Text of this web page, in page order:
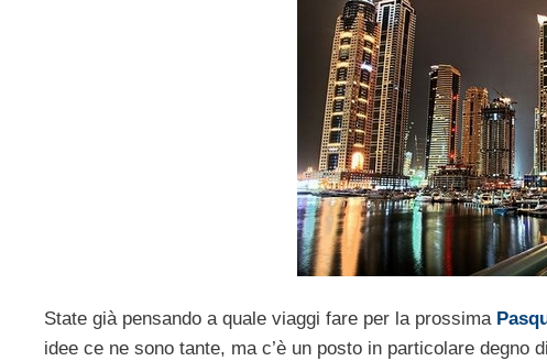
State già pensando a quale viaggi fare per la prossima
idee ce ne sono tante, ma c’è un posto in particolare degno